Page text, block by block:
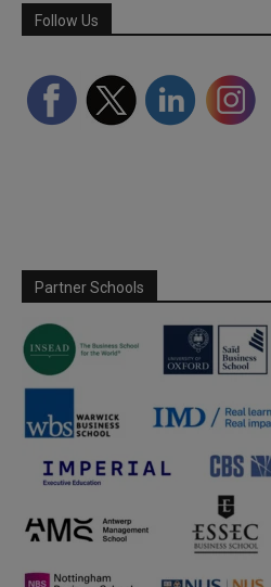
Follow Us
Partner Schools